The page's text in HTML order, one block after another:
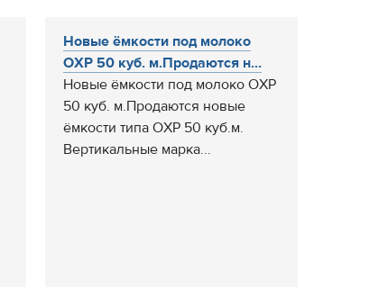
Новые ёмкости под молоко
ОХР 50 куб. м.Продаются н...
Новые ёмкости под молоко ОХР
50 куб. м.Продаются новые
ёмкости типа ОХР 50 куб.м.
Вертикальные марка...